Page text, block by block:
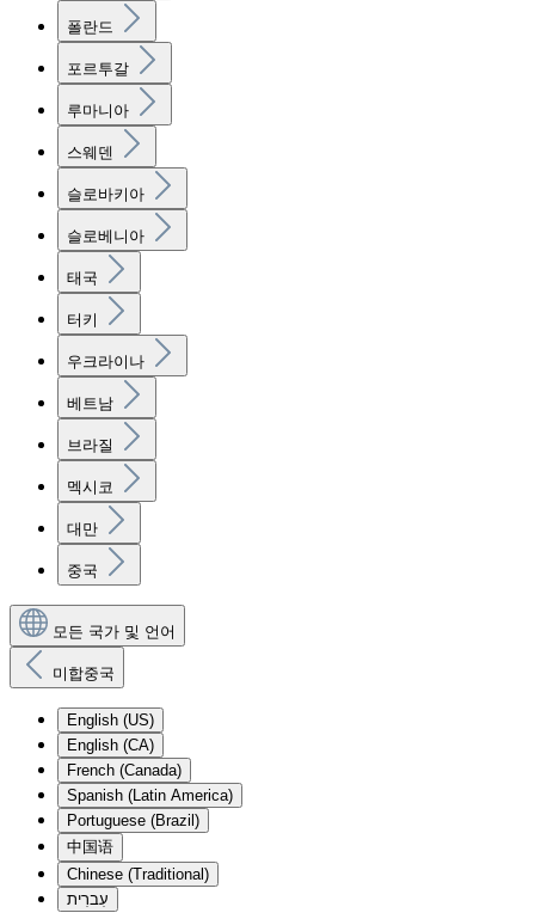
폴란드
포르투갈
루마니아
스웨덴
슬로바키아
슬로베니아
태국
터키
우크라이나
베트남
브라질
멕시코
대만
중국
모든 국가 및 언어
미합중국
English (US)
English (CA)
French (Canada)
Spanish (Latin America)
Portuguese (Brazil)
中国语
Chinese (Traditional)
עִברִית